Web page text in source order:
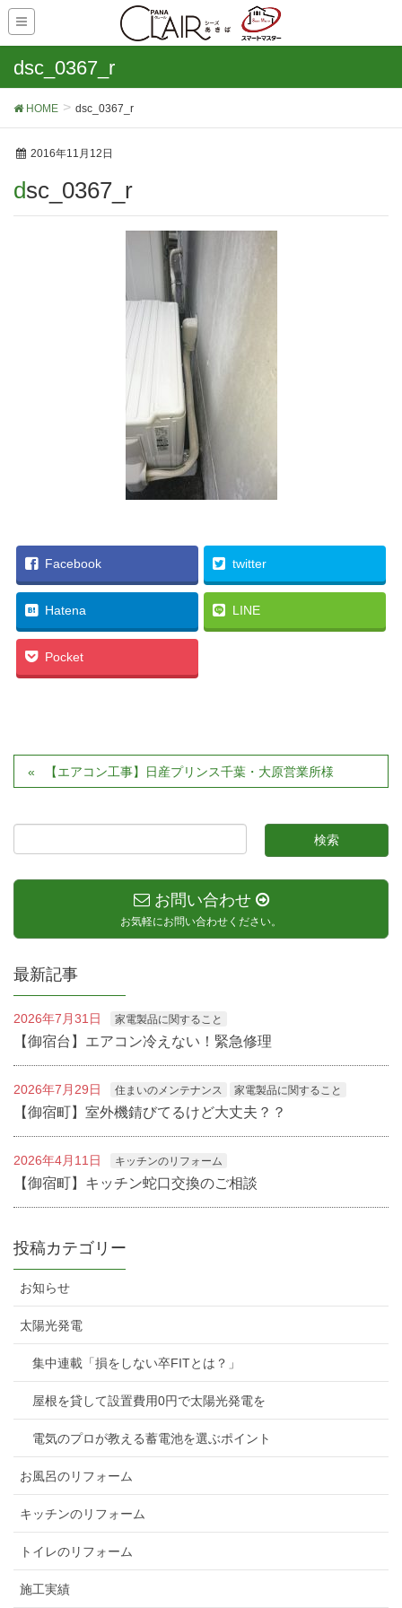
dsc_0367_r
HOME dsc_0367_r
2016年11月12日
dsc_0367_r
Facebook twitter
Hatena LINE
Pocket
【エアコン工事】日産プリンス千葉・大原営業所様
お問い合わせ
お気軽にお問い合わせください。
最新記事
2026年7月31日 家電製品に関すること
【御宿台】エアコン冷えない！緊急修理
2026年7月29日 住まいのメンテナンス 家電製品に関すること
【御宿町】室外機錆びてるけど大丈夫？？
2026年4月11日 キッチンのリフォーム
【御宿町】キッチン蛇口交換のご相談
投稿カテゴリー
お知らせ
太陽光発電
集中連載「損をしない卒FITとは？」
屋根を貸して設置費用0円で太陽光発電を
電気のプロが教える蓄電池を選ぶポイント
お風呂のリフォーム
キッチンのリフォーム
トイレのリフォーム
施工実績